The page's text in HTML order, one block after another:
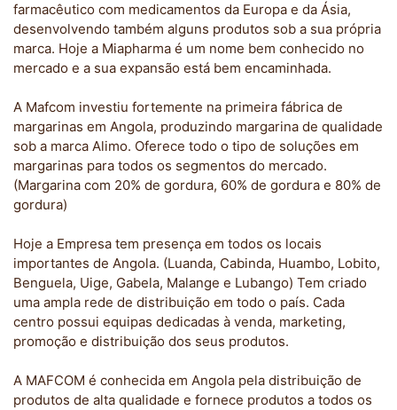
farmacêutico com medicamentos da Europa e da Ásia,
desenvolvendo também alguns produtos sob a sua própria
marca. Hoje a Miapharma é um nome bem conhecido no
mercado e a sua expansão está bem encaminhada.
A Mafcom investiu fortemente na primeira fábrica de
margarinas em Angola, produzindo margarina de qualidade
sob a marca Alimo. Oferece todo o tipo de soluções em
margarinas para todos os segmentos do mercado.
(Margarina com 20% de gordura, 60% de gordura e 80% de
gordura)
Hoje a Empresa tem presença em todos os locais
importantes de Angola. (Luanda, Cabinda, Huambo, Lobito,
Benguela, Uige, Gabela, Malange e Lubango) Tem criado
uma ampla rede de distribuição em todo o país. Cada
centro possui equipas dedicadas à venda, marketing,
promoção e distribuição dos seus produtos.
A MAFCOM é conhecida em Angola pela distribuição de
produtos de alta qualidade e fornece produtos a todos os